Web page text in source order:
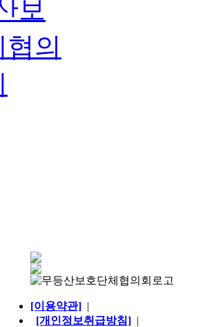
[이용약관] |
[개인정보취급방침] |